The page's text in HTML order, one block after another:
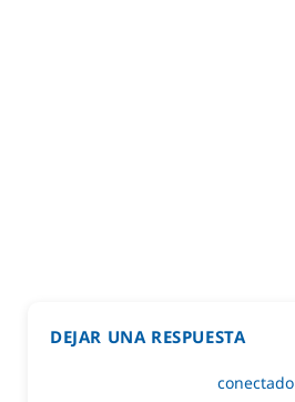
DEJAR UNA RESPUESTA
conectado